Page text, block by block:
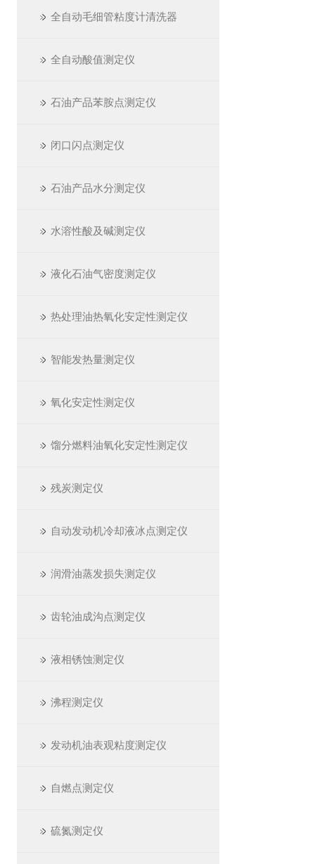
全自动毛细管粘度计清洗器
全自动酸值测定仪
石油产品苯胺点测定仪
闭口闪点测定仪
石油产品水分测定仪
水溶性酸及碱测定仪
液化石油气密度测定仪
热处理油热氧化安定性测定仪
智能发热量测定仪
氧化安定性测定仪
馏分燃料油氧化安定性测定仪
残炭测定仪
自动发动机冷却液冰点测定仪
润滑油蒸发损失测定仪
齿轮油成沟点测定仪
液相锈蚀测定仪
沸程测定仪
发动机油表观粘度测定仪
自燃点测定仪
硫氮测定仪